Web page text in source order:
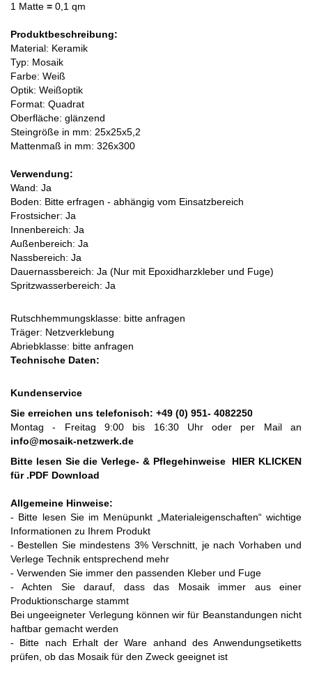
1 Matte = 0,1 qm
Produktbeschreibung:
Material: Keramik
Typ: Mosaik
Farbe: Weiß
Optik: Weißoptik
Format: Quadrat
Oberfläche: glänzend
Steingröße in mm: 25x25x5,2
Mattenmaß in mm: 326x300
Verwendung:
Wand: Ja
Boden: Bitte erfragen - abhängig vom Einsatzbereich
Frostsicher: Ja
Innenbereich: Ja
Außenbereich: Ja
Nassbereich: Ja
Dauernassbereich: Ja (Nur mit Epoxidharzkleber und Fuge)
Spritzwasserbereich: Ja
Rutschhemmungsklasse: bitte anfragen
Träger: Netzverklebung
Abriebklasse: bitte anfragen
Technische Daten:
Kundenservice
Sie erreichen uns telefonisch: +49 (0) 951- 4082250
Montag - Freitag 9:00 bis 16:30 Uhr oder per Mail an
info@mosaik-netzwerk.de
Bitte lesen Sie die Verlege- & Pflegehinweise HIER KLICKEN
für .PDF Download
Allgemeine Hinweise:
- Bitte lesen Sie im Menüpunkt „Materialeigenschaften“ wichtige
Informationen zu Ihrem Produkt
- Bestellen Sie mindestens 3% Verschnitt, je nach Vorhaben und
Verlege Technik entsprechend mehr
- Verwenden Sie immer den passenden Kleber und Fuge
- Achten Sie darauf, dass das Mosaik immer aus einer
Produktionscharge stammt
Bei ungeeigneter Verlegung können wir für Beanstandungen nicht
haftbar gemacht werden
- Bitte nach Erhalt der Ware anhand des Anwendungsetiketts
prüfen, ob das Mosaik für den Zweck geeignet ist